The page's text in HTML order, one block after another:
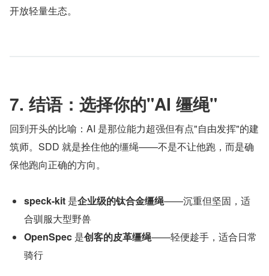
开放轻量生态。
7. 结语：选择你的"AI 缰绳"
回到开头的比喻：AI 是那位能力超强但有点"自由发挥"的建
筑师。SDD 就是拴住他的缰绳——不是不让他跑，而是确
保他跑向正确的方向。
speck-kit 是企业级的钛合金缰绳——沉重但坚固，适
合驯服大型野兽
OpenSpec 是创客的皮革缰绳——轻便趁手，适合日常
骑行